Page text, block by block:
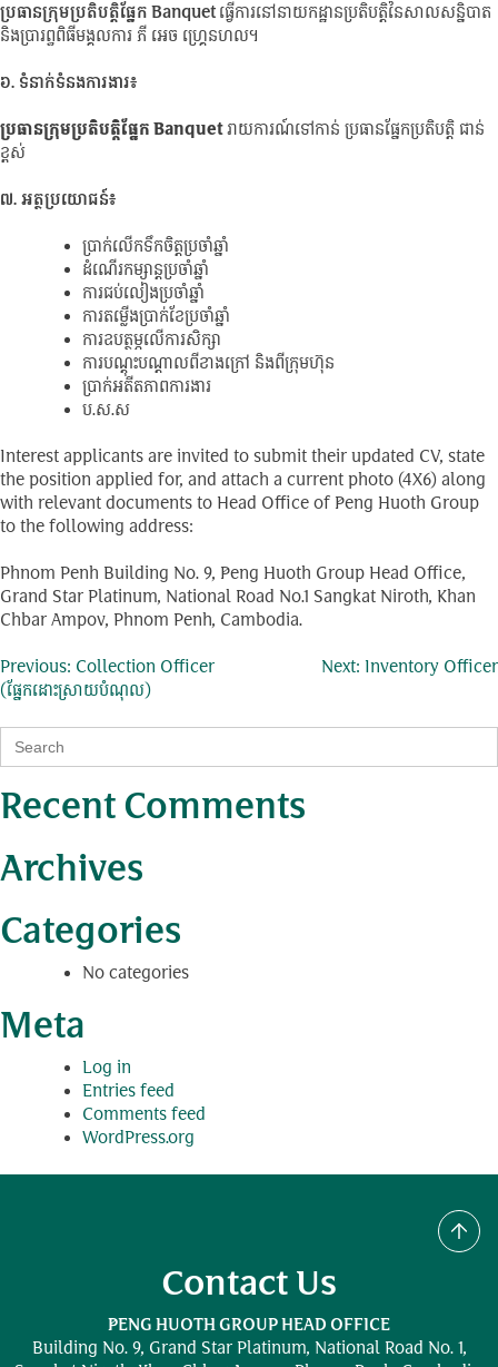
ប្រធានក្រុមប្រតិបត្តិផ្នែក Banquetធ្វើការនៅនាយកដ្ឋានប្រតិបត្តិនៃសាលសន្និបាត
និងប្រារព្ធពិធីមង្គលការ ភី អេច ហ្រ្គេនហល។
៦. ទំនាក់ទំនងការងារ៖
ប្រធានក្រុមប្រតិបត្តិផ្នែក Banquetរាយការណ៍ទៅកាន់ ប្រធានផ្នែកប្រតិបត្តិ ជាន់
ខ្ពស់
៧. អត្ថប្រយោជន៍៖
ប្រាក់លើកទឹកចិត្តប្រចាំឆ្នាំ
ដំណើរកម្សាន្តប្រចាំឆ្នាំ
ការជប់លៀងប្រចាំឆ្នាំ
ការតម្លើងប្រាក់ខែប្រចាំឆ្នាំ
ការឧបត្ថម្ភលើការសិក្សា
ការបណ្តុះបណ្តាលពីខាងក្រៅ និងពីក្រុមហ៊ុន
ប្រាក់អតីតភាពការងារ
ប.ស.ស
Interest applicants are invited to submit their updated CV, state
the position applied for, and attach a current photo (4X6) along
with relevant documents to Head Office of Peng Huoth Group
to the following address:
Phnom Penh Building No. 9, Peng Huoth Group Head Office,
Grand Star Platinum, National Road No.1 Sangkat Niroth, Khan
Chbar Ampov, Phnom Penh, Cambodia.
Post
navigation
Previous: Collection Officer
(ផ្នែកដោះស្រាយបំណុល)
Next: Inventory Officer
Search
for:
Recent Comments
Archives
Categories
No categories
Meta
Log in
Entries feed
Comments feed
WordPress.org
Contact Us
PENG HUOTH GROUP HEAD OFFICE
Building No. 9, Grand Star Platinum, National Road No. 1,